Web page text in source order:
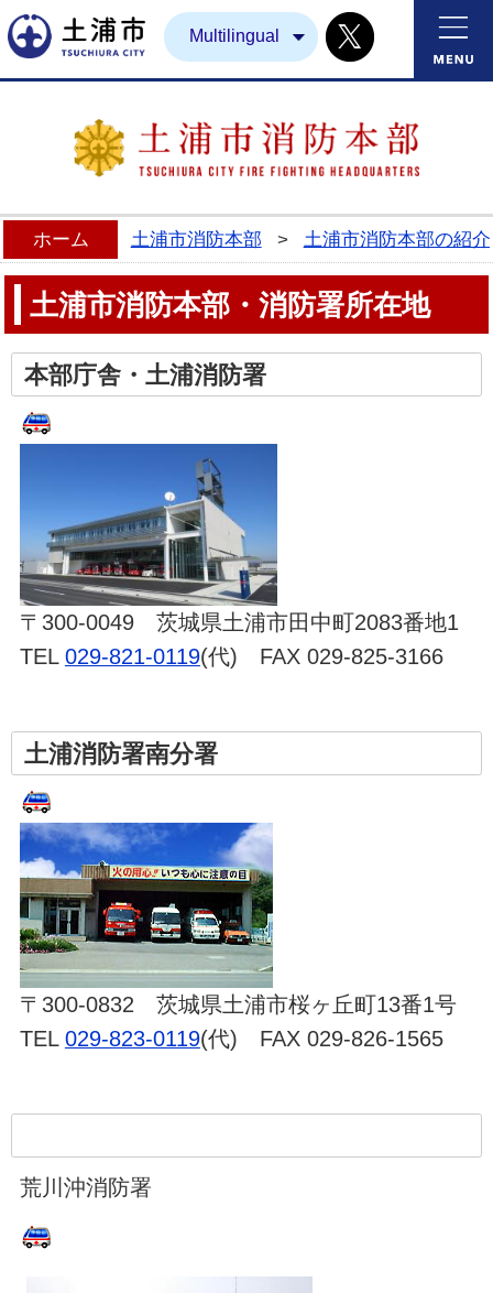
土浦市Multilingual Twitter
ホーム 土浦市消防本部 > 土浦市消防本部の紹介
土浦市消防本部・消防署所在地
本部庁舎・土浦消防署
〒300-0049 茨城県土浦市田中町2083番地1
TEL 029-821-0119(代) FAX 029-825-3166
土浦消防署南分署
〒300-0832 茨城県土浦市桜ヶ丘町13番1号
TEL 029-823-0119(代) FAX 029-826-1565
荒川沖消防署